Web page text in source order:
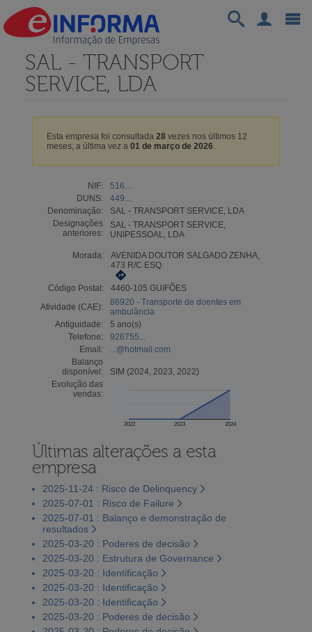
SAL - TRANSPORT
SERVICE, LDA
Esta empresa foi consultada 28vezes nos últimos 12
meses, a última vez a 01 de março de 2026.
NIF:
516...
DUNS:
449...
Denominação:
SAL - TRANSPORT SERVICE, LDA
Designações
anteriores:
SAL - TRANSPORT SERVICE,
UNIPESSOAL, LDA
Morada:
AVENIDA DOUTOR SALGADO ZENHA,
473 R/C ESQ.
Código Postal:
4460-105 GUIFÕES
Atividade (CAE):
86920 - Transporte de doentes em
ambulância
Antiguidade:
5 ano(s)
Telefone:
926755...
Email:
...@hotmail.com
Balanço
disponível:
SIM (2024, 2023, 2022)
Evolução das
vendas:
2022 2023 2024
Últimas alterações a esta
empresa
2025-11-24 : Risco de Delinquency
2025-07-01 : Risco de Failure
2025-07-01 : Balanço e demonstração de
resultados
2025-03-20 : Poderes de decisão
2025-03-20 : Estrutura de Governance
2025-03-20 : Identificação
2025-03-20 : Identificação
2025-03-20 : Identificação
2025-03-20 : Poderes de decisão